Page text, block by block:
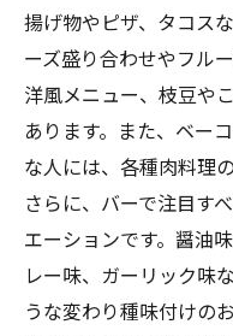
揚げ物やピザ、タコス
ーズ盛り合わせやフル
洋風メニュー、枝豆や
あります。また、ベー
な人には、各種肉料理
さらに、バーで注目す
エーションです。醤油
レー味、ガーリック味
うな変わり種味付けの